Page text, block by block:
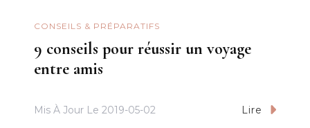
CONSEILS & PRÉPARATIFS
9 conseils pour réussir un voyage
entre amis
Mis À Jour Le 2019-05-02 Lire